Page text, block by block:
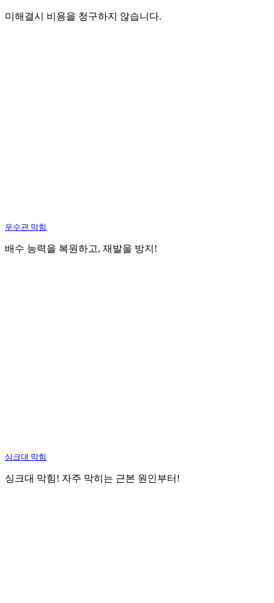
미해결시 비용을 청구하지 않습니다.
우수관 막힘
배수 능력을 복원하고, 재발을 방지!
싱크대 막힘
싱크대 막힘! 자주 막히는 근본 원인부터!